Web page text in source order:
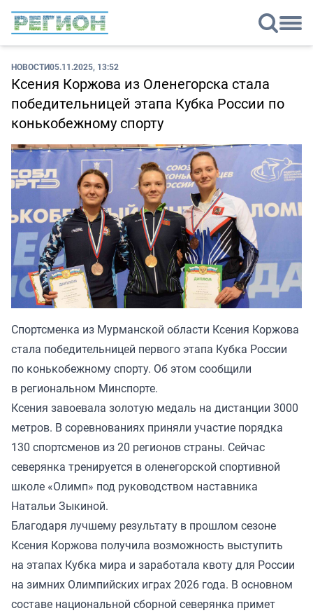
НОВОСТИ05.11.2025, 13:52
Ксения Коржова из Оленегорска стала
победительницей этапа Кубка России по
конькобежному спорту
Спортсменка из Мурманской области Ксения Коржова
стала победительницей первого этапа Кубка России
по конькобежному спорту. Об этом сообщили
в региональном Минспорте.
Ксения завоевала золотую медаль на дистанции 3000
метров. В соревнованиях приняли участие порядка
130 спортсменов из 20 регионов страны. Сейчас
северянка тренируется в оленегорской спортивной
школе «Олимп» под руководством наставника
Натальи Зыкиной.
Благодаря лучшему результату в прошлом сезоне
Ксения Коржова получила возможность выступить
на этапах Кубка мира и заработала квоту для России
на зимних Олимпийских играх 2026 года. В основном
составе национальной сборной северянка примет